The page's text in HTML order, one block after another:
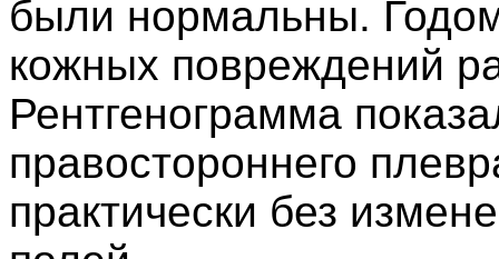
были нормальны.
кожных повреждений
Рентгенограмма
правостороннего
практически без